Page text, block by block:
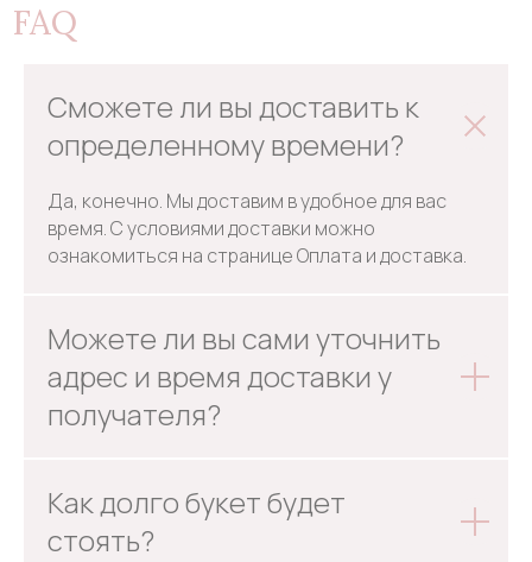
FAQ
Сможете ли вы доставить к
определенному времени?
Да, конечно. Мы доставим в удобное для вас
время. С условиями доставки можно
ознакомиться на странице Оплата и доставка.
Можете ли вы сами уточнить
адрес и время доставки у
получателя?
Как долго букет будет
стоять?